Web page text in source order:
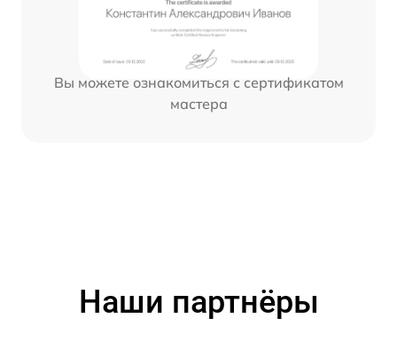
Вы можете ознакомиться с сертификатом
мастера
Наши партнёры